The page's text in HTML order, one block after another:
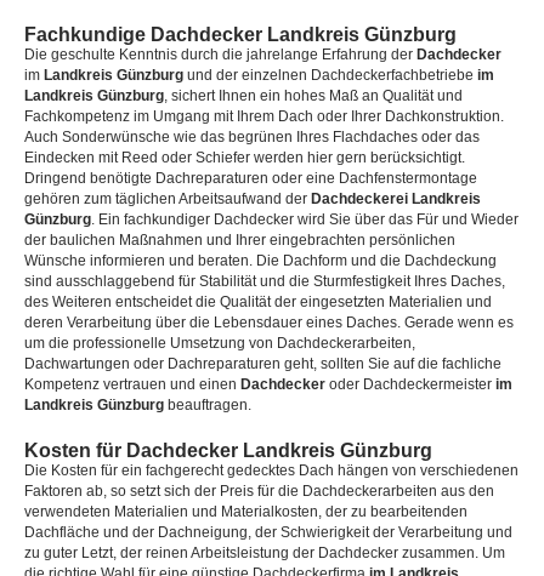
Fachkundige Dachdecker Landkreis Günzburg
Die geschulte Kenntnis durch die jahrelange Erfahrung der Dachdecker
im Landkreis Günzburg und der einzelnen Dachdeckerfachbetriebe im
Landkreis Günzburg, sichert Ihnen ein hohes Maß an Qualität und
Fachkompetenz im Umgang mit Ihrem Dach oder Ihrer Dachkonstruktion.
Auch Sonderwünsche wie das begrünen Ihres Flachdaches oder das
Eindecken mit Reed oder Schiefer werden hier gern berücksichtigt.
Dringend benötigte Dachreparaturen oder eine Dachfenstermontage
gehören zum täglichen Arbeitsaufwand der Dachdeckerei Landkreis
Günzburg. Ein fachkundiger Dachdecker wird Sie über das Für und Wieder
der baulichen Maßnahmen und Ihrer eingebrachten persönlichen
Wünsche informieren und beraten. Die Dachform und die Dachdeckung
sind ausschlaggebend für Stabilität und die Sturmfestigkeit Ihres Daches,
des Weiteren entscheidet die Qualität der eingesetzten Materialien und
deren Verarbeitung über die Lebensdauer eines Daches. Gerade wenn es
um die professionelle Umsetzung von Dachdeckerarbeiten,
Dachwartungen oder Dachreparaturen geht, sollten Sie auf die fachliche
Kompetenz vertrauen und einen Dachdecker oder Dachdeckermeister im
Landkreis Günzburg beauftragen.
Kosten für Dachdecker Landkreis Günzburg
Die Kosten für ein fachgerecht gedecktes Dach hängen von verschiedenen
Faktoren ab, so setzt sich der Preis für die Dachdeckerarbeiten aus den
verwendeten Materialien und Materialkosten, der zu bearbeitenden
Dachfläche und der Dachneigung, der Schwierigkeit der Verarbeitung und
zu guter Letzt, der reinen Arbeitsleistung der Dachdecker zusammen. Um